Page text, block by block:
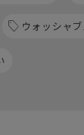
ウォッシャ